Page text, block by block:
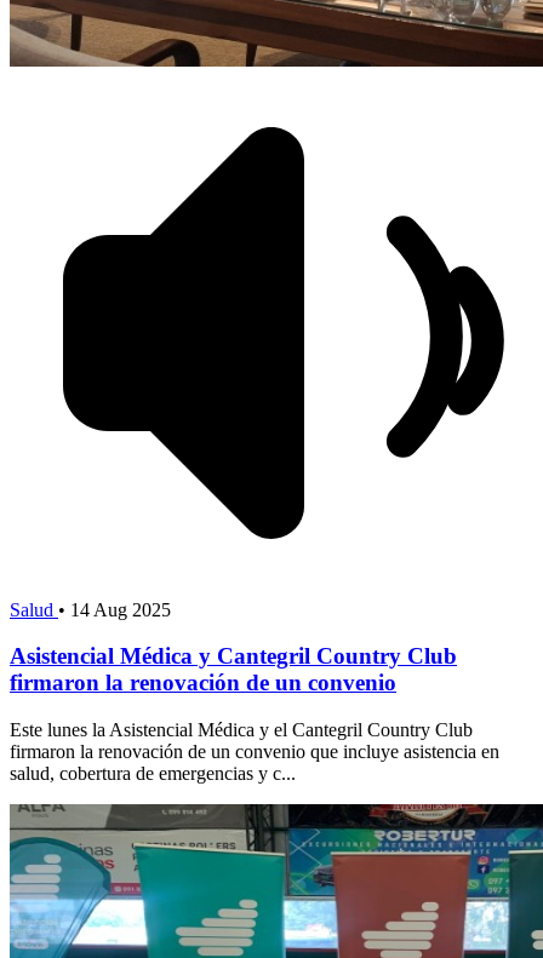
Salud • 14 Aug 2025
Asistencial Médica y Cantegril Country Club
firmaron la renovación de un convenio
Este lunes la Asistencial Médica y el Cantegril Country Club
firmaron la renovación de un convenio que incluye asistencia en
salud, cobertura de emergencias y c...